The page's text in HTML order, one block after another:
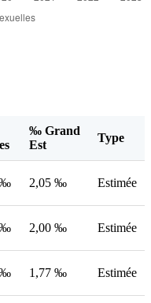
‰ Grand
Est
Type
‰ 2,05 ‰ Estimée
‰ 2,00 ‰ Estimée
‰ 1,77 ‰ Estimée